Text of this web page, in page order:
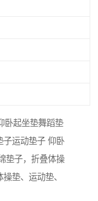
卧起坐垫舞蹈垫
子运动垫子 仰卧
垫子，折叠体操
垫、运动垫、